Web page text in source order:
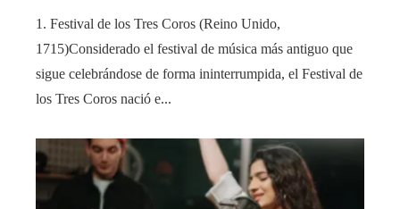
1. Festival de los Tres Coros (Reino Unido,
1715)Considerado el festival de música más antiguo que
sigue celebrándose de forma ininterrumpida, el Festival de
los Tres Coros nació e...